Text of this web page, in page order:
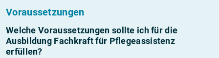
Voraussetzungen
Welche Voraussetzungen sollte ich für die
Ausbildung Fachkraft für Pflegeassistenz
erfüllen?